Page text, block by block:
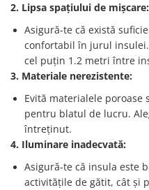
2. Lipsa spațiului de mișcare:
Asigură-te că există
confortabil în jurul
cel puțin 1.2 metri între
3. Materiale nerezistente:
Evită materialele poroase
pentru blatul de lucru.
întreținut.
4. Iluminare inadecvată:
Asigură-te că insula este
activitățile de gătit, cât și